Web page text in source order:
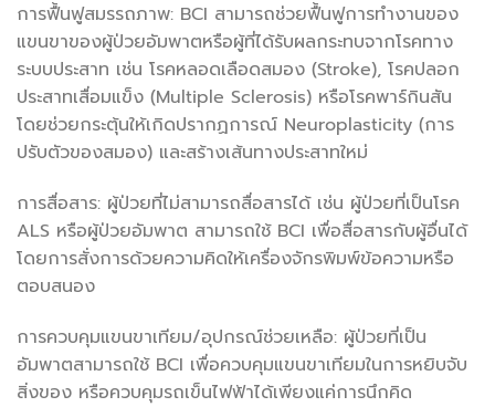
การฟื้นฟูสมรรถภาพ: BCI สามารถช่วยฟื้นฟูการทำงานของ
แขนขาของผู้ป่วยอัมพาตหรือผู้ที่ได้รับผลกระทบจากโรคทาง
ระบบประสาท เช่น โรคหลอดเลือดสมอง (Stroke), โรคปลอก
ประสาทเสื่อมแข็ง (Multiple Sclerosis) หรือโรคพาร์กินสัน
โดยช่วยกระตุ้นให้เกิดปรากฏการณ์ Neuroplasticity (การ
ปรับตัวของสมอง) และสร้างเส้นทางประสาทใหม่
การสื่อสาร: ผู้ป่วยที่ไม่สามารถสื่อสารได้ เช่น ผู้ป่วยที่เป็นโรค
ALS หรือผู้ป่วยอัมพาต สามารถใช้ BCI เพื่อสื่อสารกับผู้อื่นได้
โดยการสั่งการด้วยความคิดให้เครื่องจักรพิมพ์ข้อความหรือ
ตอบสนอง
การควบคุมแขนขาเทียม/อุปกรณ์ช่วยเหลือ: ผู้ป่วยที่เป็น
อัมพาตสามารถใช้ BCI เพื่อควบคุมแขนขาเทียมในการหยิบจับ
สิ่งของ หรือควบคุมรถเข็นไฟฟ้าได้เพียงแค่การนึกคิด